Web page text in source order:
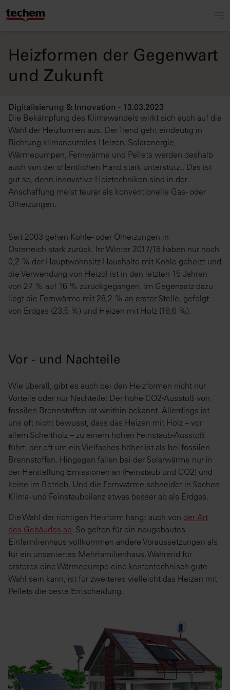
Heizformen der Gegenwart
und Zukunft
Digitalisierung & Innovation - 13.03.2023
Die Bekämpfung des Klimawandels wirkt sich auch auf die
Wahl der Heizformen aus. Der Trend geht eindeutig in
Richtung klimaneutrales Heizen. Solarenergie,
Wärmepumpen, Fernwärme und Pellets werden deshalb
auch von der öffentlichen Hand stark unterstützt. Das ist
gut so, denn innovative Heiztechniken sind in der
Anschaffung meist teurer als konventionelle Gas- oder
Ölheizungen.
Seit 2003 gehen Kohle- oder Ölheizungen in
Österreich stark zurück. Im Winter 2017/18 haben nur noch
0,2 % der Hauptwohnsitz-Haushalte mit Kohle geheizt und
die Verwendung von Heizöl ist in den letzten 15 Jahren
von 27 % auf 16 % zurückgegangen. Im Gegensatz dazu
liegt die Fernwärme mit 28,2 % an erster Stelle, gefolgt
von Erdgas (23,5 %) und Heizen mit Holz (18,6 %).
Vor - und Nachteile
Wie überall, gibt es auch bei den Heizformen nicht nur
Vorteile oder nur Nachteile: Der hohe CO2-Ausstoß von
fossilen Brennstoffen ist weithin bekannt. Allerdings ist
uns oft nicht bewusst, dass das Heizen mit Holz – vor
allem Scheitholz – zu einem hohen Feinstaub-Ausstoß
führt, der oft um ein Vielfaches höher ist als bei fossilen
Brennstoffen. Hingegen fallen bei der Solarwärme nur in
der Herstellung Emissionen an (Feinstaub und CO2) und
keine im Betrieb. Und die Fernwärme schneidet in Sachen
Klima- und Feinstaubbilanz etwas besser ab als Erdgas.
Die Wahl der richtigen Heizform hängt auch von der Art
des Gebäudes ab . So gelten für ein neugebautes
Einfamilienhaus vollkommen andere Voraussetzungen als
für ein unsaniertes Mehrfamilienhaus. Während für
ersteres eine Wärmepumpe eine kostentechnisch gute
Wahl sein kann, ist für zweiteres vielleicht das Heizen mit
Pellets die beste Entscheidung.